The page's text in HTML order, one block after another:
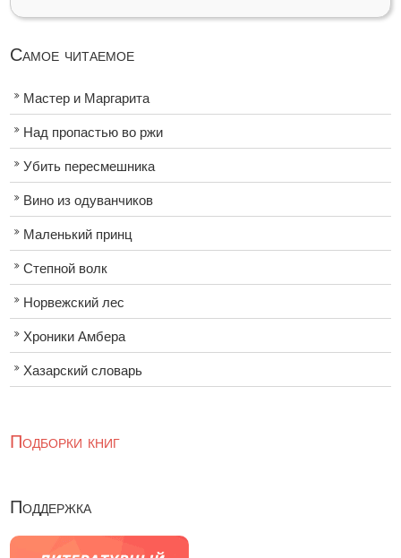
Самое читаемое
Мастер и Маргарита
Над пропастью во ржи
Убить пересмешника
Вино из одуванчиков
Маленький принц
Степной волк
Норвежский лес
Хроники Амбера
Хазарский словарь
Подборки книг
Поддержка